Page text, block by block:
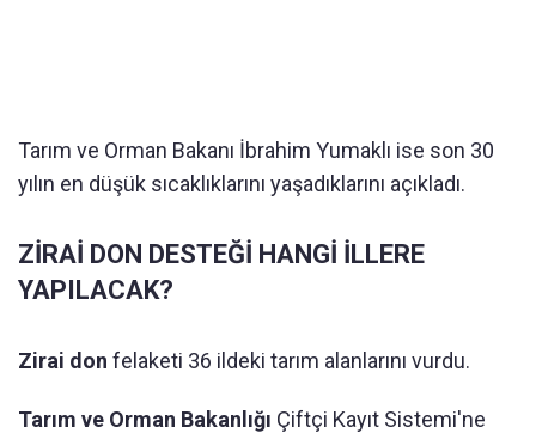
Tarım ve Orman Bakanı İbrahim Yumaklı ise son 30
yılın en düşük sıcaklıklarını yaşadıklarını açıkladı.
ZİRAİ DON DESTEĞİ HANGİ İLLERE
YAPILACAK?
Zirai don felaketi 36 ildeki tarım alanlarını vurdu.
Tarım ve Orman Bakanlığı Çiftçi Kayıt Sistemi'ne